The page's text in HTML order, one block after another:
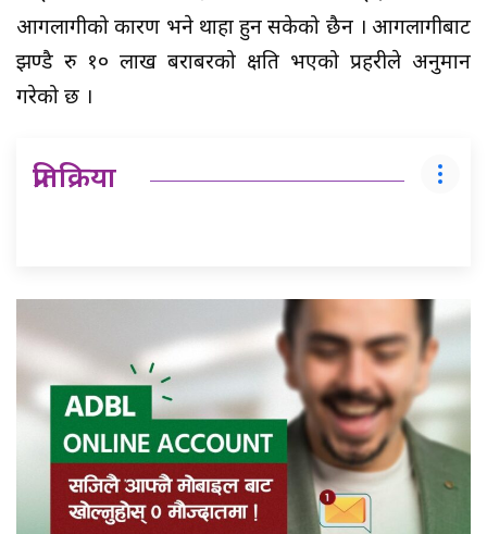
आगलागीको कारण भने थाहा हुन सकेको छैन । आगलागीबाट
झण्डै रु १० लाख बराबरको क्षति भएको प्रहरीले अनुमान
गरेको छ ।
प्रतिक्रिया